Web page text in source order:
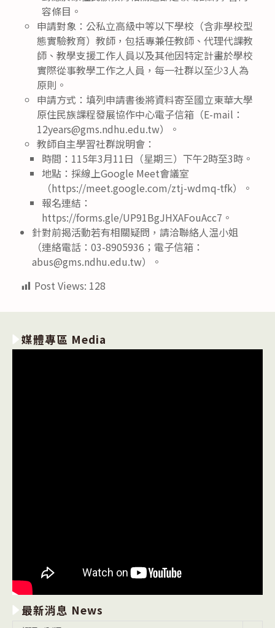
容條目。
申請對象：公私立高級中等以下學校（含非學校型
態實驗教育）教師，包括專兼任教師、代理代課教
師、教學支援工作人員以及其他因特定計畫於學校
實際從事教學工作之人員，每一社群以至少3人為
原則。
申請方式：填列申請書後將資料寄至國立東華大學
原住民族課程發展協作中心電子信箱（E-mail：
12years@gms.ndhu.edu.tw）。
教師自主學習社群說明會：
時間：115年3月11日（星期三）下午2時至3時。
地點：採線上Google Meet會議室
（https://meet.google.com/ztj-wdmq-tfk）。
報名連結：
https://forms.gle/UP91BgJHXAFouAcc7。
針對前揭活動若有相關疑問，請洽聯絡人温小姐
（連絡電話：03-8905936；電子信箱：
abus@gms.ndhu.edu.tw）。
Post Views: 128
媒體專區 Media
最新消息 News